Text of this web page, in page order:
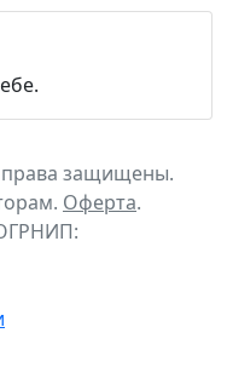
права защищены.
Оферта.